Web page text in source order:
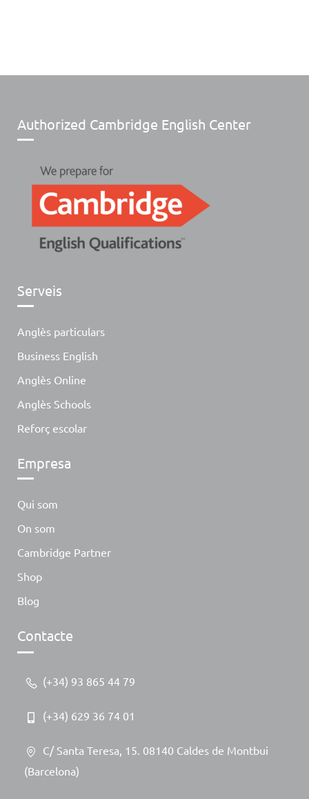
Authorized Cambridge English Center
Serveis
Anglès particulars
Business English
Anglès Online
Anglès Schools
Reforç escolar
Empresa
Qui som
On som
Cambridge Partner
Shop
Blog
Contacte
(+34) 93 865 44 79
(+34) 629 36 74 01
C/ Santa Teresa, 15. 08140 Caldes de Montbui
(Barcelona)